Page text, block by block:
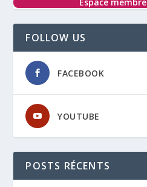
FOLLOW US
FACEBOOK
YOUTUBE
POSTS RÉCENTS